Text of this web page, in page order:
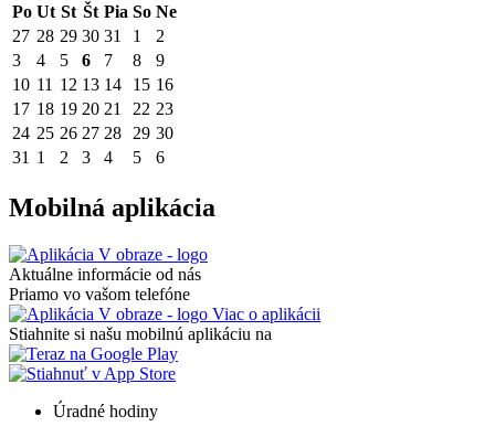
Po Ut St Št Pia So Ne
27 28 29 30 31 1
2
3
4 5 6 7 8
9
10 11 12 13 14 15 16
17 18 19 20 21 22 23
24 25 26 27 28 29 30
31 1 2 3 4 5 6
Mobilná aplikácia
Aktuálne informácie od nás
Priamo vo vašom telefóne
Viac o aplikácii
Stiahnite si našu mobilnú aplikáciu na
Úradné hodiny